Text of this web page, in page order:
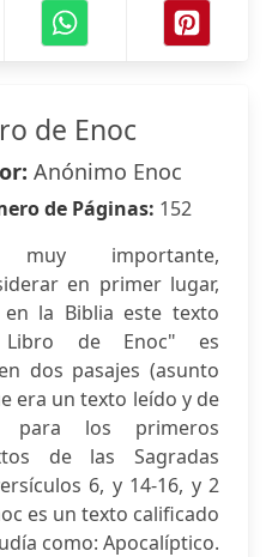
de Enoc
Anónimo Enoc
de Páginas: 152
importante,
en primer lugar,
en la Biblia este texto
de Enoc" es
dos pasajes (asunto
era un texto leído y de
para los primeros
de las Sagradas
6, y 14-16, y 2
es un texto calificado
como: Apocalíptico.